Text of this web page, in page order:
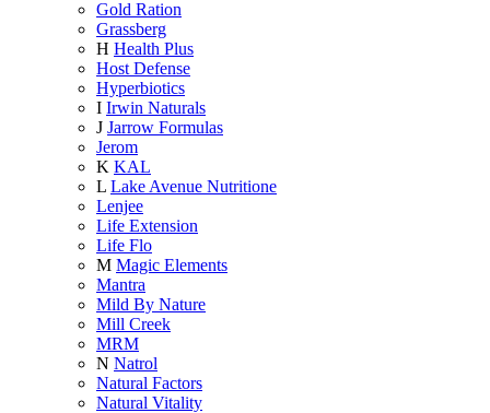
Gold Ration
Grassberg
H Health Plus
Host Defense
Hyperbiotics
I Irwin Naturals
J Jarrow Formulas
Jerom
K KAL
L Lake Avenue Nutritione
Lenjee
Life Extension
Life Flo
M Magic Elements
Mantra
Mild By Nature
Mill Creek
MRM
N Natrol
Natural Factors
Natural Vitality